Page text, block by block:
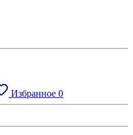
Избранное 0